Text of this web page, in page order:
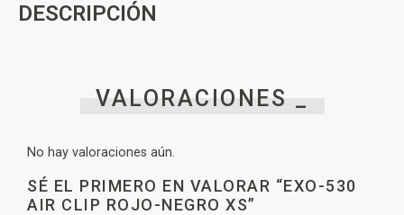
DESCRIPCIÓN
VALORACIONES _
No hay valoraciones aún.
SÉ EL PRIMERO EN VALORAR “EXO-530
AIR CLIP ROJO-NEGRO XS”